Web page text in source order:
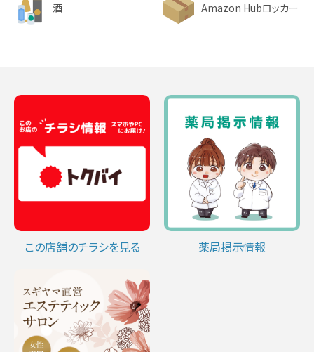
酒 Amazon Hubロッカー
この店舗のチラシを見る 薬局掲示情報